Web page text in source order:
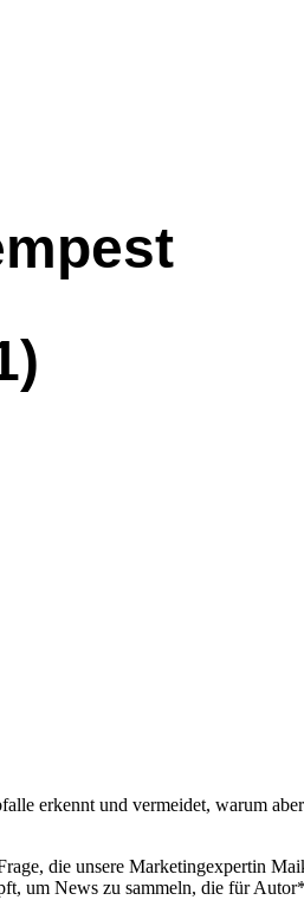
erkennt und vermeidet, warum
die unsere Marketingexpertin
um News zu sammeln, die für